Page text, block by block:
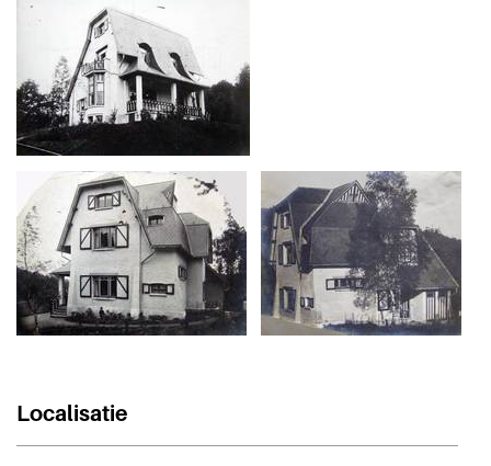
Localisatie